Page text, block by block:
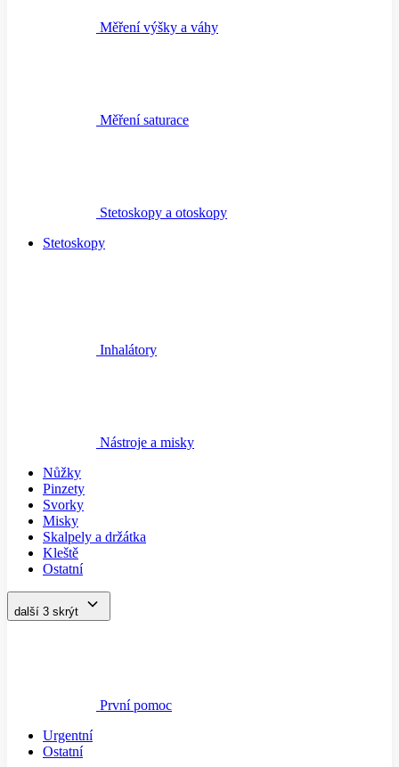
Měření výšky a váhy
Měření saturace
Stetoskopy a otoskopy
Stetoskopy
Inhalátory
Nástroje a misky
Nůžky
Pinzety
Svorky
Misky
Skalpely a držátka
Kleště
Ostatní
další 3 skrýt
První pomoc
Urgentní
Ostatní